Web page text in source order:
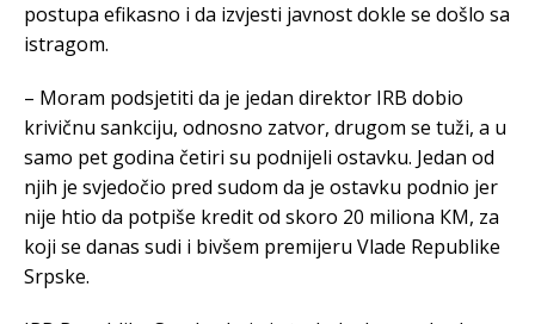
postupa efikasno i da izvjesti javnost dokle se došlo sa
istragom.
– Moram podsjetiti da je jedan direktor IRB dobio
krivičnu sankciju, odnosno zatvor, drugom se tuži, a u
samo pet godina četiri su podnijeli ostavku. Jedan od
njih je svjedočio pred sudom da je ostavku podnio jer
nije htio da potpiše kredit od skoro 20 miliona КM, za
koji se danas sudi i bivšem premijeru Vlade Republike
Srpske.